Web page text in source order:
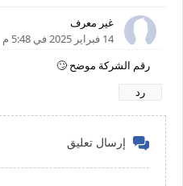
غير معرف
14 فبراير 2025 في 5:48 م
رقم الشركة موضح 🙄
رد
إرسال تعليق